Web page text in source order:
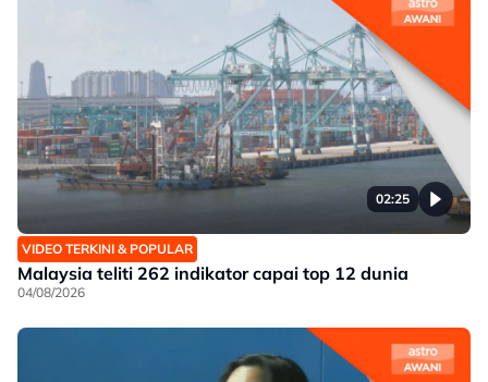
02:25
VIDEO TERKINI & POPULAR
Malaysia teliti 262 indikator capai top 12 dunia
04/08/2026